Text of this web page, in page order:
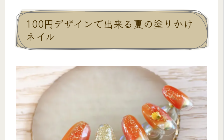
100円デザインで出来る夏の塗りかけ
ネイル